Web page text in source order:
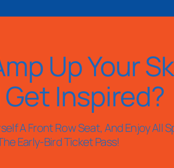
Up Your
Inspired?
A Front Row Seat, And Enjoy All
Early-Bird Ticket Pass!